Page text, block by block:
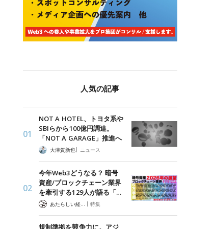
人気の記事
NOT A HOTEL、トヨタ系や
SBIらから100億円調達。
「NOT A GARAGE」推進へ
大津賀新也| ニュース
今年Web3どうなる？ 暗号
資産/ブロックチェーン業界
を牽引する129人が語る「…
| 特集
規制準拠を競争力に。アジ